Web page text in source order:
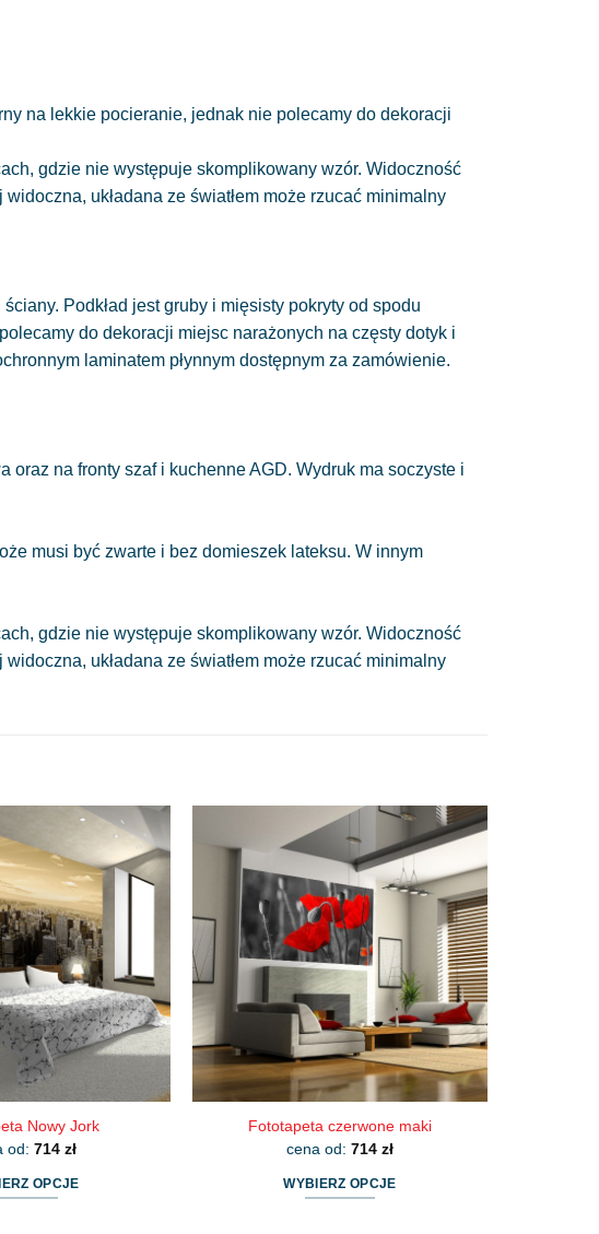
na lekkie pocieranie, jednak nie polecamy do dekoracji
gdzie nie występuje skomplikowany wzór. Widoczność
układana ze światłem może rzucać minimalny
Podkład jest gruby i mięsisty pokryty od spodu
do dekoracji miejsc narażonych na częsty dotyk i
laminatem płynnym dostępnym za zamówienie.
oraz na fronty szaf i kuchenne AGD. Wydruk ma soczyste i
musi być zwarte i bez domieszek lateksu. W innym
gdzie nie występuje skomplikowany wzór. Widoczność
układana ze światłem może rzucać minimalny
Nowy Jork
od: 714 zł
OPCJE
Fototapeta czerwone maki
cena od: 714 zł
WYBIERZ OPCJE